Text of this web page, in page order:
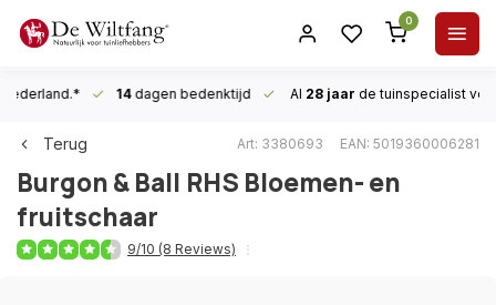
0
14dagen bedenktijd Al 28 jaar de tuinspecialist
Terug Art: 3380693 EAN: 5019360006281
Burgon & Ball RHS Bloemen- en
fruitschaar
9/10 (8 Reviews)